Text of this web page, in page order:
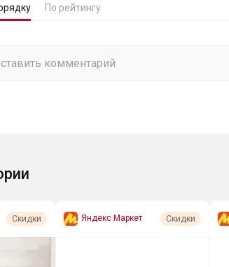
По рейтингу
Скидки Яндекс Маркет Скидки